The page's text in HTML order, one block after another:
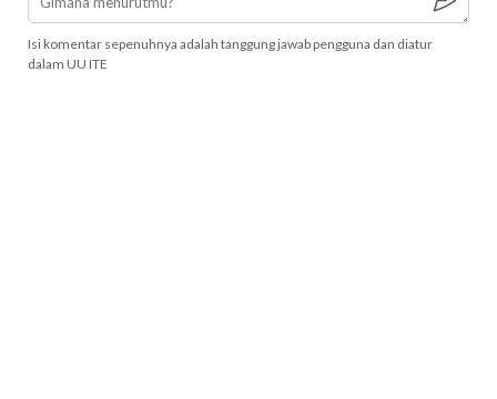
Isi komentar sepenuhnya adalah tanggung jawab pengguna dan diatur
dalam UU ITE